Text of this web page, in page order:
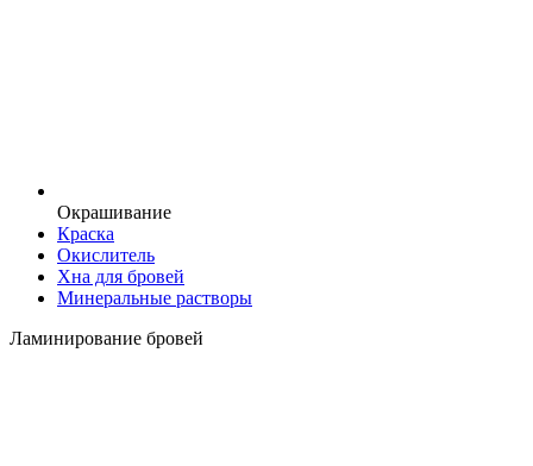
Окрашивание
Краска
Окислитель
Хна для бровей
Минеральные растворы
Ламинирование бровей